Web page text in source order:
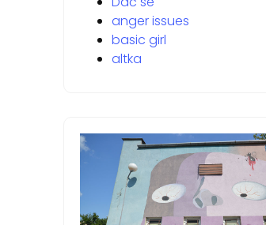
anger issues
basic girl
altka